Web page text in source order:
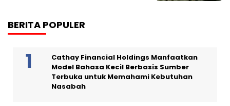
BERITA POPULER
Cathay Financial Holdings Manfaatkan
Model Bahasa Kecil Berbasis Sumber
Terbuka untuk Memahami Kebutuhan
Nasabah